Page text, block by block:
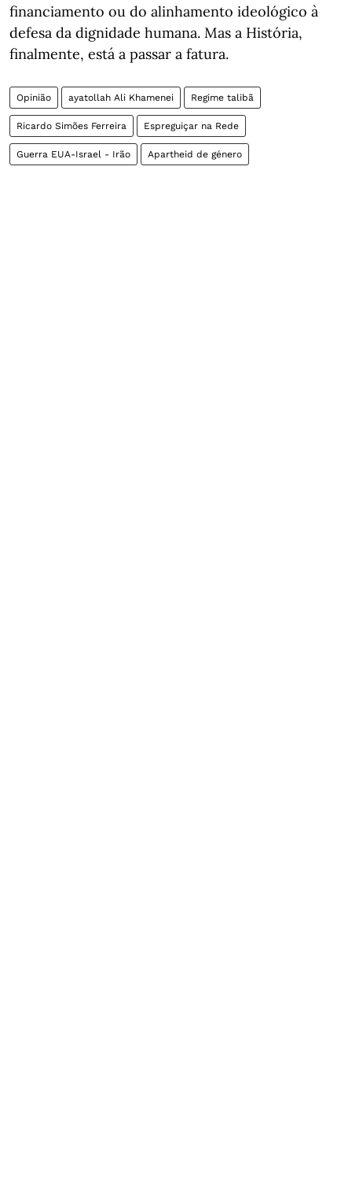
financiamento ou do alinhamento ideológico à
defesa da dignidade humana. Mas a História,
finalmente, está a passar a fatura.
Opinião ayatollah Ali Khamenei Regime talibã
Ricardo Simões Ferreira Espreguiçar na Rede
Guerra EUA-Israel - Irão Apartheid de género